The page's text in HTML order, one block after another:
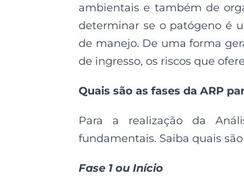
ambientais e também de
determinar se o patógeno é
de manejo. De uma forma
de ingresso, os riscos que
Quais são as fases da ARP
Para a realização da
fundamentais. Saiba quais
Fase 1 ou Início